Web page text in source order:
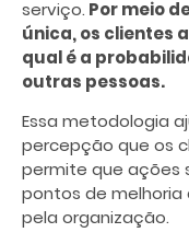
serviço. Por meio
única, os clientes
qual é a
outras pessoas.
Essa metodologia
percepção que os
permite que ações
pontos de melhoria
pela organização.